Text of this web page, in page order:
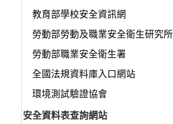
教育部學校安全資訊網
勞動部勞動及職業安全衛生研究所
勞動部職業安全衛生署
全國法規資料庫入口網站
環境測試驗證協會
安全資料表查詢網站